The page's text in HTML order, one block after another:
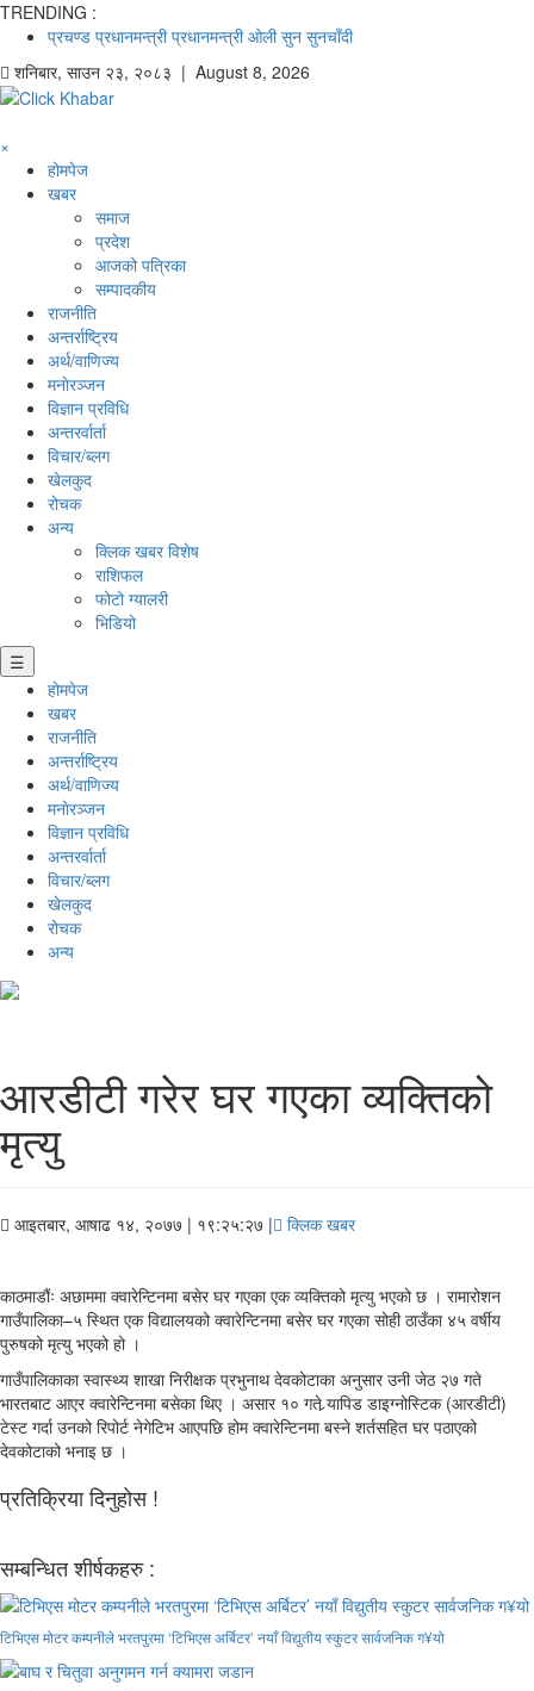
TRENDING :
प्रचण्ड प्रधानमन्त्री प्रधानमन्त्री ओली सुन सुनचाँदी
शनिबार, साउन २३, २०८३ | August 8, 2026
×
होमपेज
खबर
समाज
प्रदेश
आजको पत्रिका
सम्पादकीय
राजनीति
अन्तर्राष्ट्रिय
अर्थ/वाणिज्य
मनाेरञ्जन
विज्ञान प्रविधि
अन्तरर्वार्ता
विचार/ब्लग
खेलकुद
रोचक
अन्य
क्लिक खबर विशेष
राशिफल
फोटो ग्यालरी
भिडियो
☰
होमपेज
खबर
राजनीति
अन्तर्राष्ट्रिय
अर्थ/वाणिज्य
मनाेरञ्जन
विज्ञान प्रविधि
अन्तरर्वार्ता
विचार/ब्लग
खेलकुद
रोचक
अन्य
आरडीटी गरेर घर गएका व्यक्तिको
मृत्यु
आइतबार, आषाढ १४, २०७७ | १९:२५:२७ | क्लिक खबर
काठमाडौंः अछाममा क्वारेन्टिनमा बसेर घर गएका एक व्यक्तिको मृत्यु भएको छ । रामारोशन
गाउँपालिका–५ स्थित एक विद्यालयको क्वारेन्टिनमा बसेर घर गएका सोही ठाउँका ४५ वर्षीय
पुरुषको मृत्यु भएको हो ।
गाउँपालिकाका स्वास्थ्य शाखा निरीक्षक प्रभुनाथ देवकोटाका अनुसार उनी जेठ २७ गते
भारतबाट आएर क्वारेन्टिनमा बसेका थिए । असार १० गते र्‍यापिड डाइग्नोस्टिक (आरडीटी)
टेस्ट गर्दा उनको रिपोर्ट नेगेटिभ आएपछि होम क्वारेन्टिनमा बस्ने शर्तसहित घर पठाएको
देवकोटाको भनाइ छ ।
प्रतिक्रिया दिनुहोस !
सम्बन्धित शीर्षकहरु :
टिभिएस मोटर कम्पनीले भरतपुरमा ‘टिभिएस अर्बिटर’ नयाँ विद्युतीय स्कुटर सार्वजनिक ग¥यो